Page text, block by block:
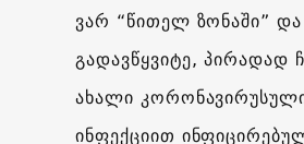
ვარ “წითელ ზონაში” და
გადავწყვიტე, პირადად
ახალი
ინფექციით